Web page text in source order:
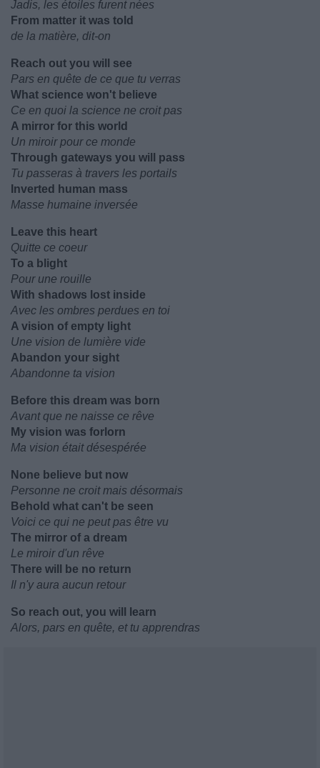
Jadis, les étoiles furent nées
From matter it was told
de la matière, dit-on
Reach out you will see
Pars en quête de ce que tu verras
What science won't believe
Ce en quoi la science ne croit pas
A mirror for this world
Un miroir pour ce monde
Through gateways you will pass
Tu passeras à travers les portails
Inverted human mass
Masse humaine inversée
Leave this heart
Quitte ce coeur
To a blight
Pour une rouille
With shadows lost inside
Avec les ombres perdues en toi
A vision of empty light
Une vision de lumière vide
Abandon your sight
Abandonne ta vision
Before this dream was born
Avant que ne naisse ce rêve
My vision was forlorn
Ma vision était désespérée
None believe but now
Personne ne croit mais désormais
Behold what can't be seen
Voici ce qui ne peut pas être vu
The mirror of a dream
Le miroir d'un rêve
There will be no return
Il n'y aura aucun retour
So reach out, you will learn
Alors, pars en quête, et tu apprendras